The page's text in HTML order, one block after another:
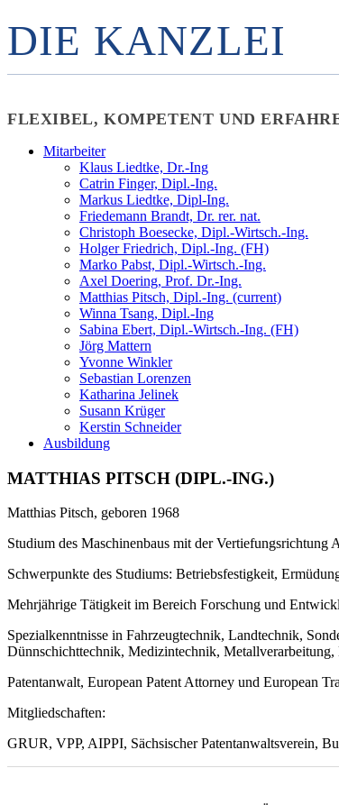
DIE KANZLEI
FLEXIBEL, KOMPETENT UND
Mitarbeiter
Klaus Liedtke, Dr.-Ing
Catrin Finger, Dipl.-Ing.
Markus Liedtke, Dipl-Ing.
Friedemann Brandt, Dr. rer. nat.
Christoph Boesecke, Dipl.-Wirtsch.-Ing.
Holger Friedrich, Dipl.-Ing. (FH)
Marko Pabst, Dipl.-Wirtsch.-Ing.
Axel Doering, Prof. Dr.-Ing.
Matthias Pitsch, Dipl.-Ing. (current)
Winna Tsang, Dipl.-Ing
Sabina Ebert, Dipl.-Wirtsch.-Ing. (FH)
Jörg Mattern
Yvonne Winkler
Sebastian Lorenzen
Katharina Jelinek
Susann Krüger
Kerstin Schneider
Ausbildung
MATTHIAS PITSCH (DIPL.-ING.)
Matthias Pitsch, geboren 1968
Studium des Maschinenbaus mit der
Schwerpunkte des Studiums: Betriebsfestigkeit,
Mehrjährige Tätigkeit im Bereich Forschung und
Spezialkenntnisse in Fahrzeugtechnik, Landtechnik,
Dünnschichttechnik, Medizintechnik,
Patentanwalt, European Patent Attorney und European
Mitgliedschaften:
GRUR, VPP, AIPPI, Sächsischer Patentanwaltsverein,